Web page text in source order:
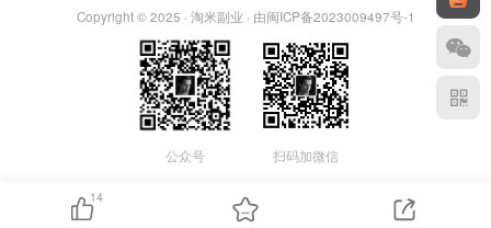
Copyright © 2025 · 淘米副业 · 由闽ICP备2023009497号-1
公众号 扫码加微信
14